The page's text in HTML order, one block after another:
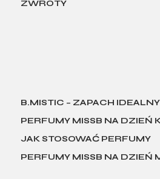
ZWROTY
B.MISTIC – ZAPACH
PERFUMY MISSB NA DZIEŃ
JAK STOSOWAĆ PERFUMY
PERFUMY MISSB NA DZIEŃ